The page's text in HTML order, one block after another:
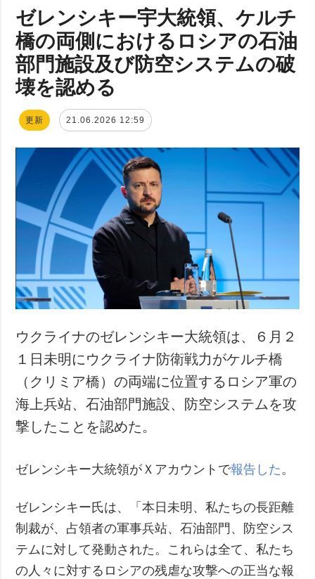
ゼレンシキー宇大統領、ケルチ
橋の両側におけるロシアの石油
部門施設及び防空システムの破
壊を認める
更新 21.06.2026 12:59
ウクライナのゼレンシキー大統領は、６月２
１日未明にウクライナ防衛戦力がケルチ橋
（クリミア橋）の両端に位置するロシア軍の
海上兵站、石油部門施設、防空システムを攻
撃したことを認めた。
ゼレンシキー大統領がＸアカウントで報告した。
ゼレンシキー氏は、「本日未明、私たちの長距離
制裁が、占領者の軍事兵站、石油部門、防空シス
テムに対して発動された。これらは全て、私たち
の人々に対するロシアの残虐な攻撃への正当な報